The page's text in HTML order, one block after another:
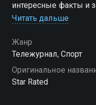
интересные факты и
жизни чемпионов и их
Посмотреть онлайн
вы можете
качестве на
Читать дальше
Жанр
Тележурнал, Спорт
Оригинальное
Star Rated